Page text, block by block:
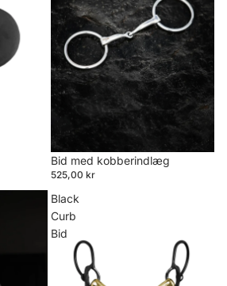
Bid med kobberindlæg
525,00 kr
Black
Curb
Bid